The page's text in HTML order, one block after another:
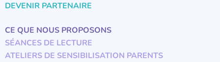
DEVENIR PARTENAIRE
CE QUE NOUS PROPOSONS
SÉANCES DE LECTURE
ATELIERS DE SENSIBILISATION PARENTS